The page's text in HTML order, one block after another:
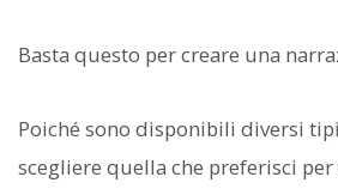
Basta questo per creare una
Poiché sono disponibili diversi
scegliere quella che preferisci per